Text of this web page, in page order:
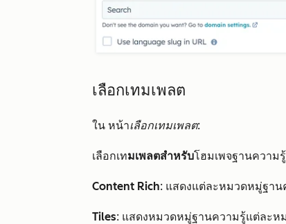
เลือกเทมเพลต
ใน หน้าเลือกเทมเพลต:
เลือกเทมเพลตสำหรับโฮมเพจฐานความ
Content Rich: แสดงแต่ละหมวดหมู่ฐา
Tiles: แสดงหมวดหมู่ฐานความรู้แต่ละ